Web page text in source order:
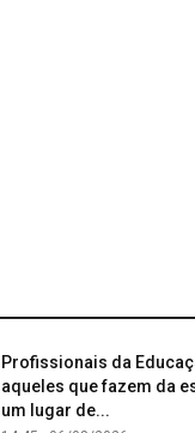
Profissionais da
aqueles que fazem da
um lugar de...